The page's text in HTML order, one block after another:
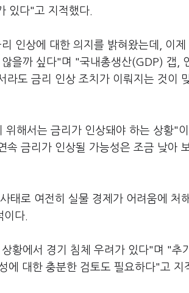
있다"고 지적했다.
인상에 대한 의지를 밝혀왔는데, 이제
을까 싶다"며 "국내총생산(GDP) 갭,
라도 금리 인상 조치가 이뤄지는 것이
해서는 금리가 인상돼야 하는 상황"
금리가 인상될 가능성은 조금 낮아
태로 여전히 실물 경제가 어려움에 처
다.
황에서 경기 침체 우려가 있다"며 "추
에 대한 충분한 검토도 필요하다"고 지